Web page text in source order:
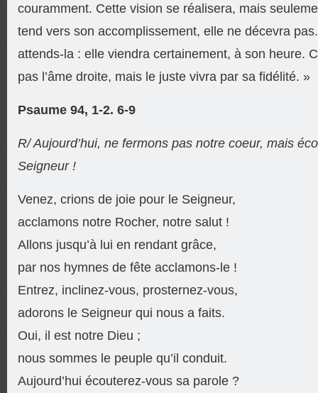
couramment. Cette vision se réalisera, mais
tend vers son accomplissement, elle ne décevra
attends-la : elle viendra certainement, à son heure.
pas l’âme droite, mais le juste vivra par sa fidélité. »
Psaume 94, 1-2. 6-9
R/ Aujourd’hui, ne fermons pas notre coeur, mais
Seigneur !
Venez, crions de joie pour le Seigneur,
acclamons notre Rocher, notre salut !
Allons jusqu’à lui en rendant grâce,
par nos hymnes de fête acclamons-le !
Entrez, inclinez-vous, prosternez-vous,
adorons le Seigneur qui nous a faits.
Oui, il est notre Dieu ;
nous sommes le peuple qu’il conduit.
Aujourd’hui écouterez-vous sa parole ?